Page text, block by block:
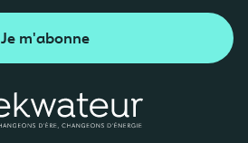
Je m'abonne